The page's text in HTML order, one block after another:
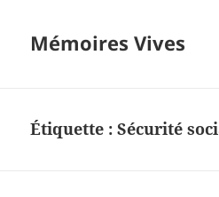
Mémoires Vives
Étiquette :Sécurité